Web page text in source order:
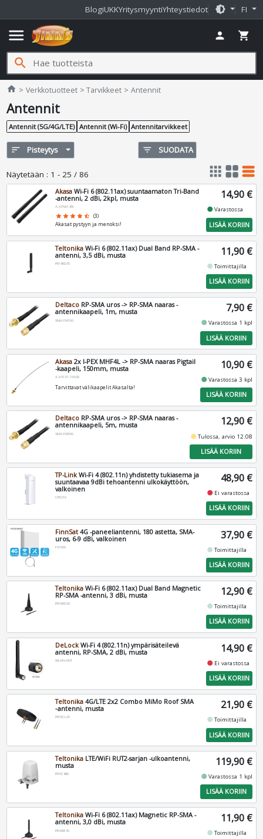
BlogiUKKYritysmyyntiYhteystiedot brightness_medium FI
menu person shopping_cart
search
home Jimms.fi
Verkkotuotteet Tarvikkeet Antennit
Antennit
Antennit (5G/4G/LTE) Antennit (Wi-Fi) Antennitarvikkeet
sort Pisteytys filter_list SUODATA
Näytetään : 1 - 25 / 86 apps grid_view table_rows
Akasa Wi-Fi 6 (802.11ax) suuntaamaton Tri-Band
-antenni, 2 dBi, 2kpl, musta
A-ATN01-BK
star star star star star_half (3)
Akasat pystyyn ja menoksi!
14,90 €
fiber_manual_recordVarastossa
LISÄÄ KORIIN
Teltonika Wi-Fi 6 (802.11ax) Dual Band RP-SMA -
antenni, 3,5 dBi, musta
PR14RD35
11,90 €
fiber_manual_recordToimittajilla
LISÄÄ KORIIN
Deltaco RP-SMA uros -> RP-SMA naaras -
antennikaapeli, 1m, musta
SMA-FM100
7,90 €
fiber_manual_recordVarastossa 1 kpl
LISÄÄ KORIIN
Akasa 2x I-PEX MHF4L -> RP-SMA naaras Pigtail
-kaapeli, 150mm, musta
A-ATC01-150GR
Tarvittavat välikaapelit Akasalta!
10,90 €
fiber_manual_recordVarastossa 3 kpl
LISÄÄ KORIIN
Deltaco RP-SMA uros -> RP-SMA naaras -
antennikaapeli, 5m, musta
SMA-FM500
12,90 €
fiber_manual_recordTulossa, arvio 12.08
LISÄÄ KORIIN
TP-LinkWi-Fi 4 (802.11n) yhdistetty tukiasema ja
suuntaavaa 9dBi tehoantenni ulkokäyttöön,
valkoinen
CPE210
48,90 €
fiber_manual_record Ei varastossa
LISÄÄ KORIIN
FinnSat 4G -paneeliantenni, 180 astetta, SMA-
uros, 6-9 dBi, valkoinen
FS1000
37,90 €
fiber_manual_recordToimittajilla
LISÄÄ KORIIN
Teltonika Wi-Fi 6 (802.11ax) Dual Band Magnetic
RP-SMA -antenni, 3 dBi, musta
PR1KRD30
12,90 €
fiber_manual_recordToimittajilla
LISÄÄ KORIIN
DeLock Wi-Fi 4 (802.11n) ympärisäteilevä
antenni, RP-SMA, 2 dBi, musta
WLAN-ANT
14,90 €
fiber_manual_record Ei varastossa
LISÄÄ KORIIN
Teltonika 4G/LTE 2x2 Combo MiMo Roof SMA
‑antenni, musta
PR1KCL25
21,90 €
fiber_manual_recordToimittajilla
LISÄÄ KORIIN
Teltonika LTE/WiFi RUT2-sarjan -ulkoantenni,
musta
PR1IC860
119,90 €
fiber_manual_recordVarastossa 1 kpl
LISÄÄ KORIIN
Teltonika Wi-Fi 6 (802.11ax) Magnetic RP-SMA -
antenni, 3,0 dBi, musta
PR1KRF30
11,90 €
fiber_manual_recordToimittajilla